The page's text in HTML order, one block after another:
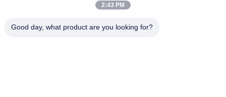
चूना रोटरी भट्ठा
2:43 PM
Good day, what product are you looking for?